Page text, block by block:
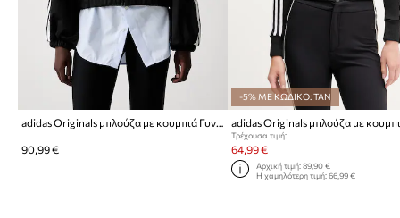
adidas Originals μπλούζα με κουμπιά Γυναικεία Lace Injection
90,99 €
-5% ΜΕ ΚΩΔΙΚΟ: TAN
Τρέχουσα τιμή:
64,99 €
Αρχική τιμή: 89,90 €
Η χαμηλότερη τιμή: 66,99 €